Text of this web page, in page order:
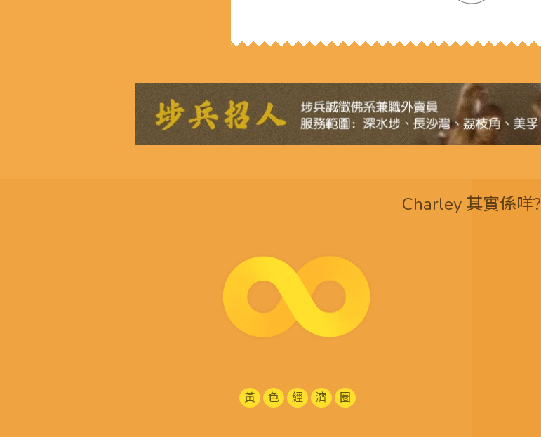
Charley 其實係咩?
黃 色 經 濟 圈